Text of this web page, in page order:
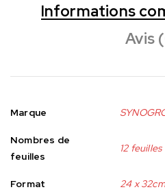
Informations
Avis
Marque
Nombres de
feuilles
12 feuilles
Format 24 x 32cm